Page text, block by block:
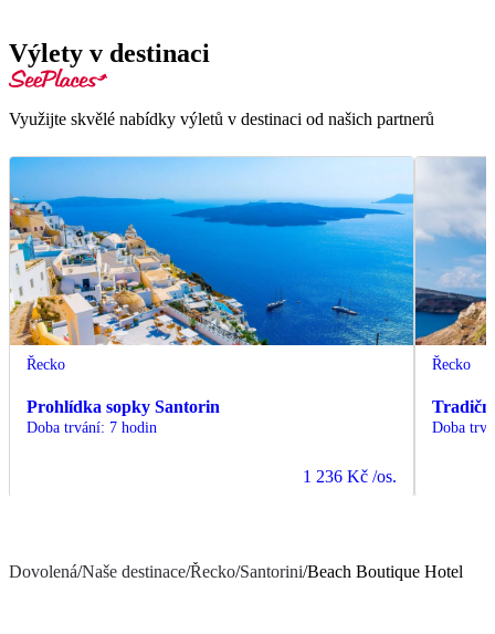
Výlety v destinaci
Využijte skvělé nabídky výletů v destinaci od našich partnerů
Řecko
Prohlídka sopky Santorin
Doba trvání: 7 hodin
1 236 Kč /os.
Řecko
Doba
Dovolená/Naše destinace/Řecko/Santorini/Beach Boutique Hotel